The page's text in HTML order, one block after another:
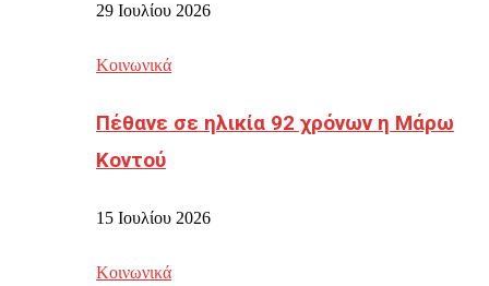
29 Ιουλίου 2026
Κοινωνικά
Πέθανε σε ηλικία 92 χρόνων η Μάρω
Κοντού
15 Ιουλίου 2026
Κοινωνικά